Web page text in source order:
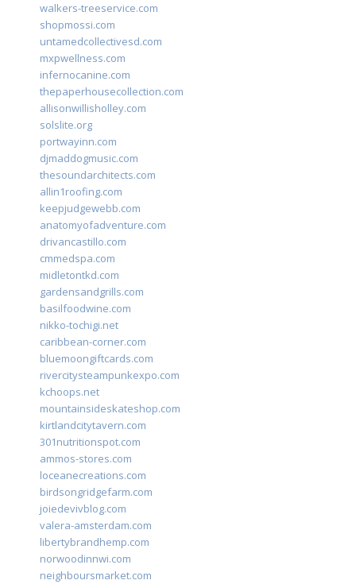
walkers-treeservice.com
shopmossi.com
untamedcollectivesd.com
mxpwellness.com
infernocanine.com
thepaperhousecollection.com
allisonwillisholley.com
solslite.org
portwayinn.com
djmaddogmusic.com
thesoundarchitects.com
allin1roofing.com
keepjudgewebb.com
anatomyofadventure.com
drivancastillo.com
cmmedspa.com
midletontkd.com
gardensandgrills.com
basilfoodwine.com
nikko-tochigi.net
caribbean-corner.com
bluemoongiftcards.com
rivercitysteampunkexpo.com
kchoops.net
mountainsideskateshop.com
kirtlandcitytavern.com
301nutritionspot.com
ammos-stores.com
loceanecreations.com
birdsongridgefarm.com
joiedevivblog.com
valera-amsterdam.com
libertybrandhemp.com
norwoodinnwi.com
neighboursmarket.com